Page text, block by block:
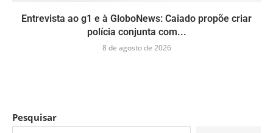
Entrevista ao g1 e à GloboNews: Caiado propõe criar
polícia conjunta com...
8 de agosto de 2026
Pesquisar